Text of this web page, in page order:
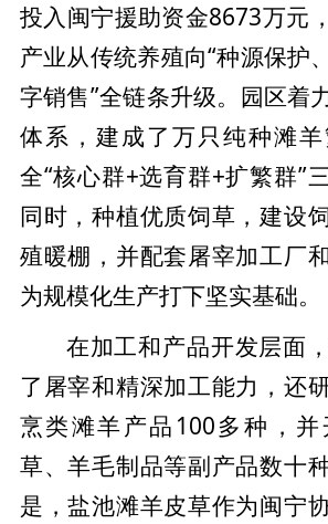
投入闽宁援助资金8673万元
产业从传统养殖向“种源保护
字销售”全链条升级。园区着
体系，建成了万只纯种滩
全“核心群+选育群+扩繁群”
同时，种植优质饲草，建设
殖暖棚，并配套屠宰加工厂
为规模化生产打下坚实基础。
在加工和产品开发层面
了屠宰和精深加工能力，还
烹类滩羊产品100多种，
草、羊毛制品等副产品数十
是，盐池滩羊皮草作为闽宁